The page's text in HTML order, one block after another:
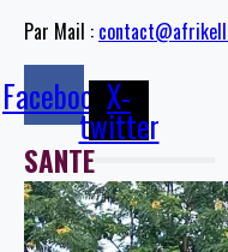
Par Mail :
FacebookX-
twitter
SANTE